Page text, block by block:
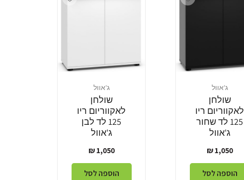
ג'אוול
שולחן
לאקווריום ריו
125 לד שחור
ג'אוול
מחיר
רגיל
1,050 ₪
הוספה לסל
ג'אוול
שולחן
לאקווריום ריו
125 לד לבן
ג'אוול
מחיר
רגיל
1,050 ₪
הוספה לסל